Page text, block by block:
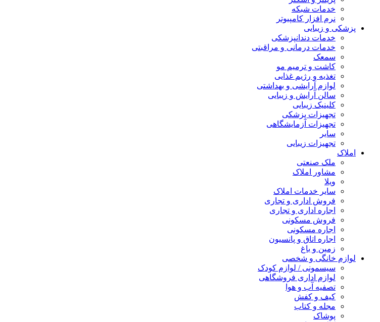
خدمات شبکه
نرم افزار کامپیوتر
پزشکی و زیبایی
خدمات دندانپزشکی
خدمات درمانی و مراقبتی
سمعک
کاشت و ترمیم مو
تغذیه و رژیم غذایی
لوازم آرایشی و بهداشتی
سالن آرایش و زیبایی
کلینیک زیبایی
تجهیزات پزشکی
تجهیزات آزمایشگاهی
سایر
تجهیزات زیبایی
املاک
ملک صنعتی
مشاور املاک
ویلا
سایر خدمات املاک
فروش اداری و تجاری
اجاره اداری و تجاری
فروش مسکونی
اجاره مسکونی
اجاره اتاق و پانسیون
زمین و باغ
لوازم خانگی و شخصی
سیسمونی / لوازم کودک
لوازم اداری فروشگاهی
تصفیه آب و هوا
کیف و کفش
مجله و کتاب
پوشاک